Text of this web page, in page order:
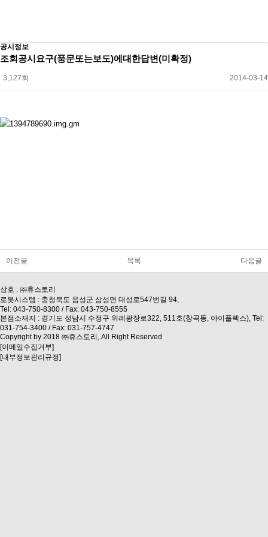
공시정보
조회공시요구(풍문또는보도)에대한답변(미확정)
2014-03-14
3,127회
본문
이전글 다음글
목록
상호 : ㈜휴스토리
로봇시스템 : 충청북도 음성군 삼성면 대성로547번길 94,
Tel: 043-750-8300 / Fax: 043-750-8555
본점소재지 : 경기도 성남시 수정구 위례광장로322, 511호(창곡동, 아이플렉스), Tel:
031-754-3400 / Fax: 031-757-4747
Copyright by 2018 ㈜휴스토리, All Right Reserved
[이메일수집거부]
[내부정보관리규정]